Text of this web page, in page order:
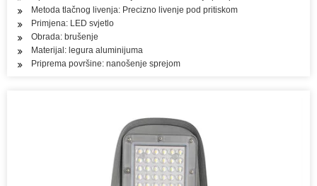
Metoda tlačnog livenja: Precizno livenje pod pritiskom
Primjena: LED svjetlo
Obrada: brušenje
Materijal: legura aluminijuma
Priprema površine: nanošenje sprejom